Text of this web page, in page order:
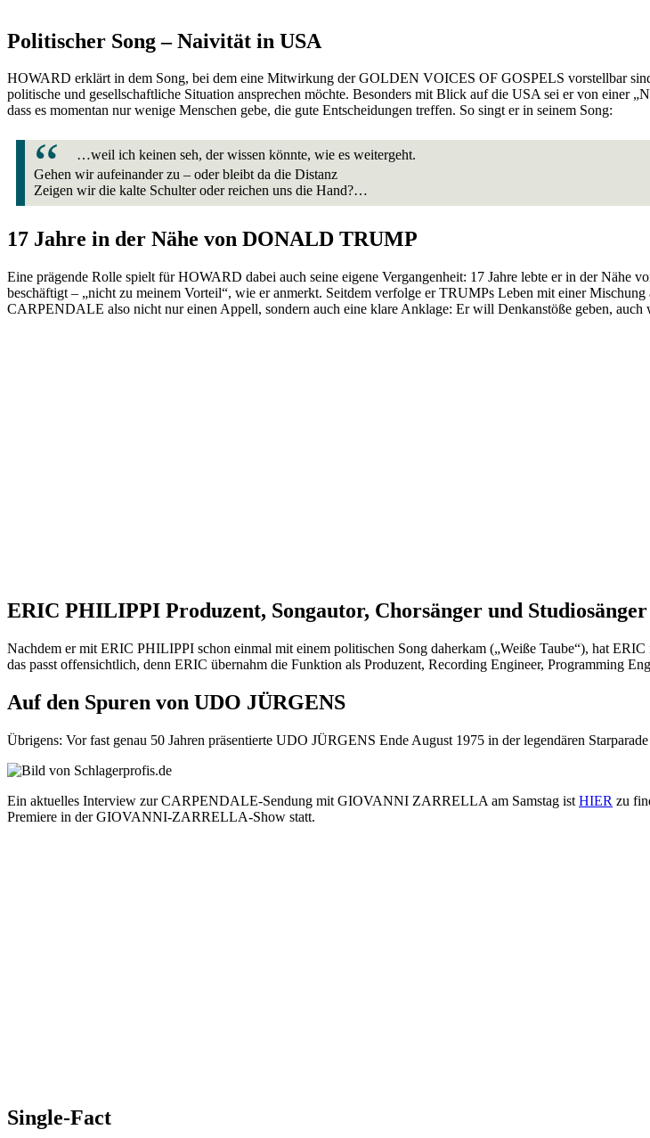
Politischer Song – Naivität in USA
HOWARD erklärt in dem Song, bei dem eine Mitwirkung der GOLDEN VOICES OF GOSPELS vorstellbar
politische und gesellschaftliche Situation ansprechen möchte. Besonders mit Blick auf die USA sei er von einer
dass es momentan nur wenige Menschen gebe, die gute Entscheidungen treffen. So singt er in seinem Song:
…weil ich keinen seh, der wissen könnte, wie es weitergeht.
Gehen wir aufeinander zu – oder bleibt da die Distanz
Zeigen wir die kalte Schulter oder reichen uns die Hand?…
17 Jahre in der Nähe von DONALD TRUMP
Eine prägende Rolle spielt für HOWARD dabei auch seine eigene Vergangenheit: 17 Jahre lebte er in der Nähe
beschäftigt – „nicht zu meinem Vorteil“, wie er anmerkt. Seitdem verfolge er TRUMPs Leben mit einer
CARPENDALE also nicht nur einen Appell, sondern auch eine klare Anklage: Er will Denkanstöße geben, auch
ERIC PHILIPPI Produzent, Songautor, Chorsänger und
Nachdem er mit ERIC PHILIPPI schon einmal mit einem politischen Song daherkam („Weiße Taube“), hat
das passt offensichtlich, denn ERIC übernahm die Funktion als Produzent, Recording Engineer, Programming
Auf den Spuren von UDO JÜRGENS
Übrigens: Vor fast genau 50 Jahren präsentierte UDO JÜRGENS Ende August 1975 in der legendären
Ein aktuelles Interview zur CARPENDALE-Sendung mit GIOVANNI ZARRELLA am Samstag ist HIER zu
Premiere in der GIOVANNI-ZARRELLA-Show statt.
Single-Fact